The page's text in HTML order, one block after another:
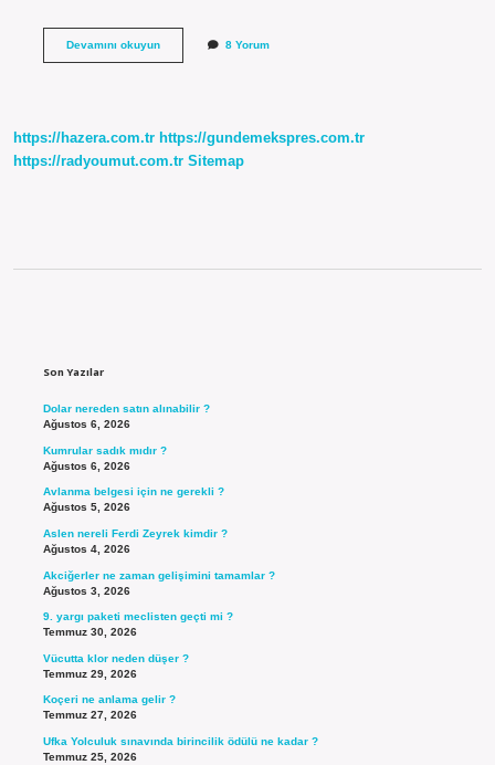
Devamını okuyunAkkor
8 Yorum
https://hazera.com.tr https://gundemekspres.com.tr
https://radyoumut.com.tr Sitemap
Son Yazılar
Dolar nereden satın alınabilir ?
Ağustos 6, 2026
Kumrular sadık mıdır ?
Ağustos 6, 2026
Avlanma belgesi için ne gerekli ?
Ağustos 5, 2026
Aslen nereli Ferdi Zeyrek kimdir ?
Ağustos 4, 2026
Akciğerler ne zaman gelişimini tamamlar ?
Ağustos 3, 2026
9. yargı paketi meclisten geçti mi ?
Temmuz 30, 2026
Vücutta klor neden düşer ?
Temmuz 29, 2026
Koçeri ne anlama gelir ?
Temmuz 27, 2026
Ufka Yolculuk sınavında birincilik ödülü ne kadar ?
Temmuz 25, 2026